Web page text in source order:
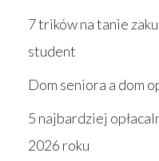
7 trików na tanie
student
Dom seniora a dom
5 najbardziej
2026 roku